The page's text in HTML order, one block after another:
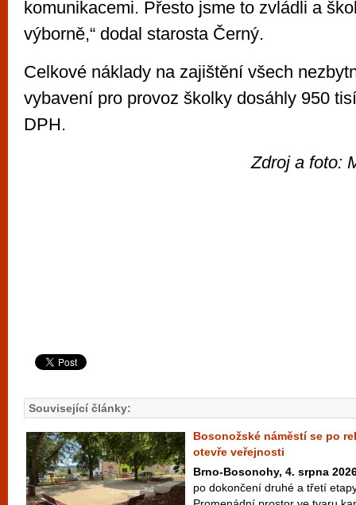
komunikacemi. Přesto jsme to zvládli a
výborně,“ dodal starosta Černý.
Celkové náklady na zajištění všech
vybavení pro provoz školky dosáhly 950
DPH.
Zdroj a foto:
Související články:
Bosonožské náměstí se po
otevře veřejnosti
Brno-Bosonohy, 4. srpna
po dokončení druhé a třetí